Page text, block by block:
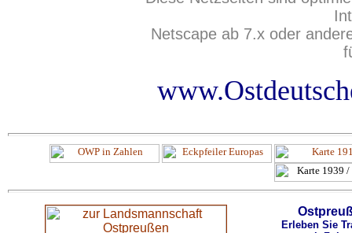
Netscape ab 7.x oder
Erleben Sie